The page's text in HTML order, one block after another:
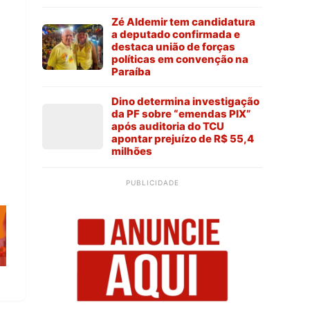
Zé Aldemir tem candidatura
a deputado confirmada e
destaca união de forças
políticas em convenção na
Paraíba
Dino determina investigação
da PF sobre “emendas PIX”
após auditoria do TCU
apontar prejuízo de R$ 55,4
milhões
PUBLICIDADE